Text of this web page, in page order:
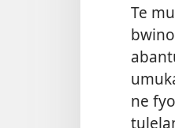
Te
ne